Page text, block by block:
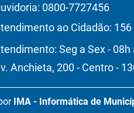
0800-7727456
ao Cidadão: 156
Seg a Sex - 08h
Anchieta, 200 - Centro -
IMA - Informática de